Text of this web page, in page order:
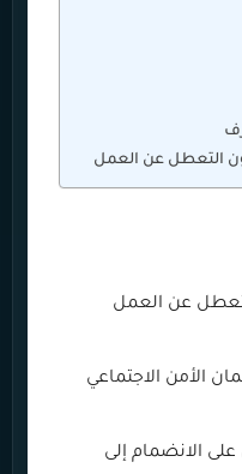
التعطل عن العمل
عن العمل
الأمن الاجتماعي
الانضمام إلى